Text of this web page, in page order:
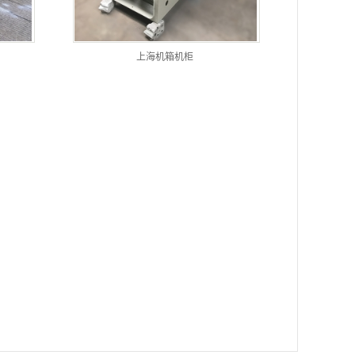
上海机箱机柜